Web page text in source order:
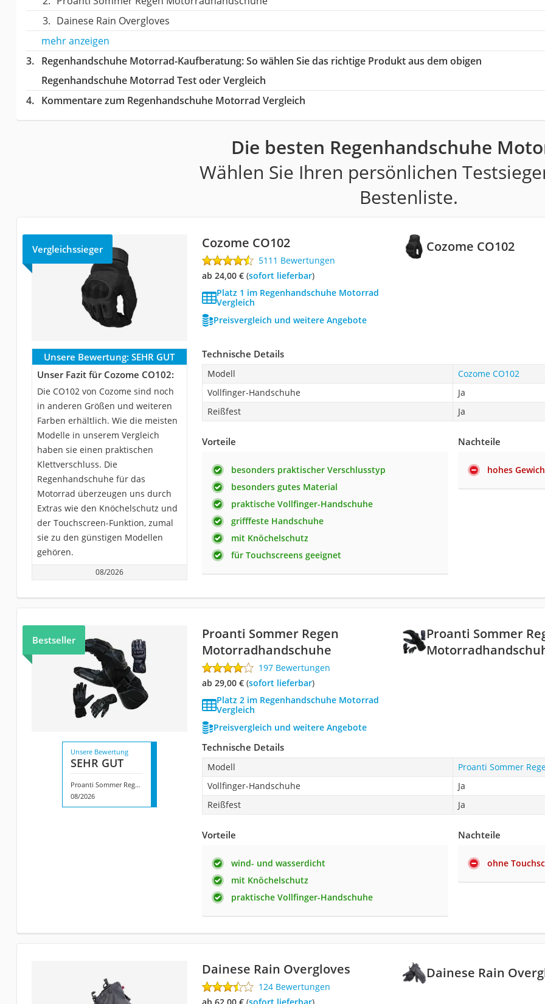
Dainese Rain Overgloves
mehr anzeigen
Regenhandschuhe Motorrad-Kaufberatung: So wählen Sie das richtige Produkt aus dem obigen
Regenhandschuhe Motorrad Test oder Vergleich
Kommentare zum Regenhandschuhe Motorrad Vergleich
Die besten Regenhandschuhe
Wählen Sie Ihren persönlichen
Bestenliste.
Cozome ‎CO102
Vergleichssieger Cozome ‎CO102
5111 Bewertungen
ab 24,00 €( Sofort lieferbar)
Platz 1 im Regenhandschuhe Motorrad
Vergleich
Preisvergleich und weitere Angebote
Unsere Bewertung: SEHR GUT
Unser Fazit für Cozome ‎CO102:
Die CO102 von Cozome sind noch
in anderen Größen und weiteren
Farben erhältlich. Wie die meisten
Modelle in unserem Vergleich
haben sie einen praktischen
Klettverschluss. Die
Regenhandschuhe für das
Motorrad überzeugen uns durch
Extras wie den Knöchelschutz und
der Touchscreen-Funktion, zumal
sie zu den günstigen Modellen
gehören.
08/2026
Technische Details
Modell
Cozome ‎CO102
Vollfinger-Handschuhe
Ja
Reißfest
Ja
Vorteile
besonders praktischer Verschlusstyp
besonders gutes Material
praktische Vollfinger-Handschuhe
grifffeste Handschuhe
mit Knöchelschutz
für Touchscreens geeignet
Nachteile
hohes
Proanti Sommer
Bestseller
Proanti Sommer Regen
Motorradhandschuhe
197 Bewertungen
ab 29,00 €( Sofort lieferbar)
Platz 2 im Regenhandschuhe Motorrad
Vergleich
Preisvergleich und weitere Angebote
Unsere Bewertung
SEHR GUT
Proanti Sommer Regen Motorradhandschuhe
08/2026
Technische Details
Modell
Proanti Sommer
Vollfinger-Handschuhe
Ja
Reißfest
Ja
Vorteile
wind- und wasserdicht
mit Knöchelschutz
praktische Vollfinger-Handschuhe
Nachteile
ohne
Dainese Rain
Dainese Rain Overgloves
124 Bewertungen
ab 62,00 €( Sofort lieferbar)